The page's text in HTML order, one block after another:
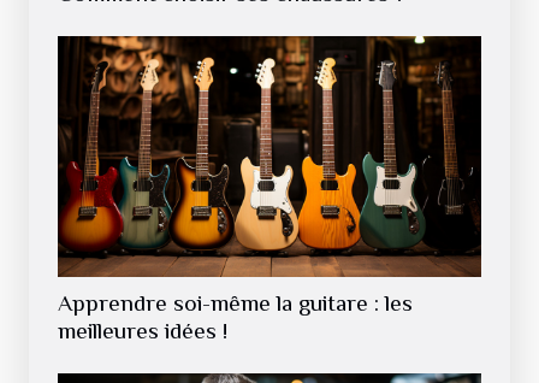
Apprendre soi-même la guitare : les
meilleures idées !